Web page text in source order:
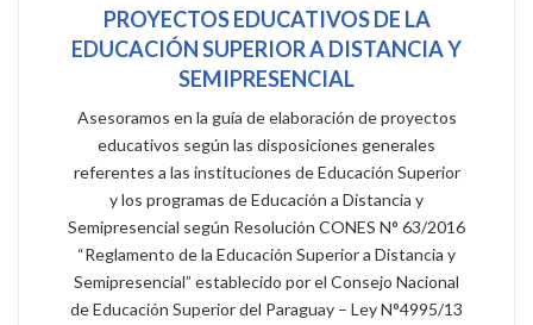
PROYECTOS EDUCATIVOS DE LA
EDUCACIÓN SUPERIOR A DISTANCIA Y
SEMIPRESENCIAL
Asesoramos en la guía de elaboración de proyectos
educativos según las disposiciones generales
referentes a las instituciones de Educación Superior
y los programas de Educación a Distancia y
Semipresencial según Resolución CONES N° 63/2016
“Reglamento de la Educación Superior a Distancia y
Semipresencial” establecido por el Consejo Nacional
de Educación Superior del Paraguay – Ley N°4995/13